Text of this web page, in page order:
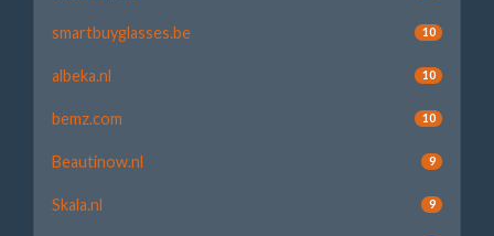
smartbuyglasses.be 10
albeka.nl 10
bemz.com 10
Beautinow.nl 9
Skala.nl 9